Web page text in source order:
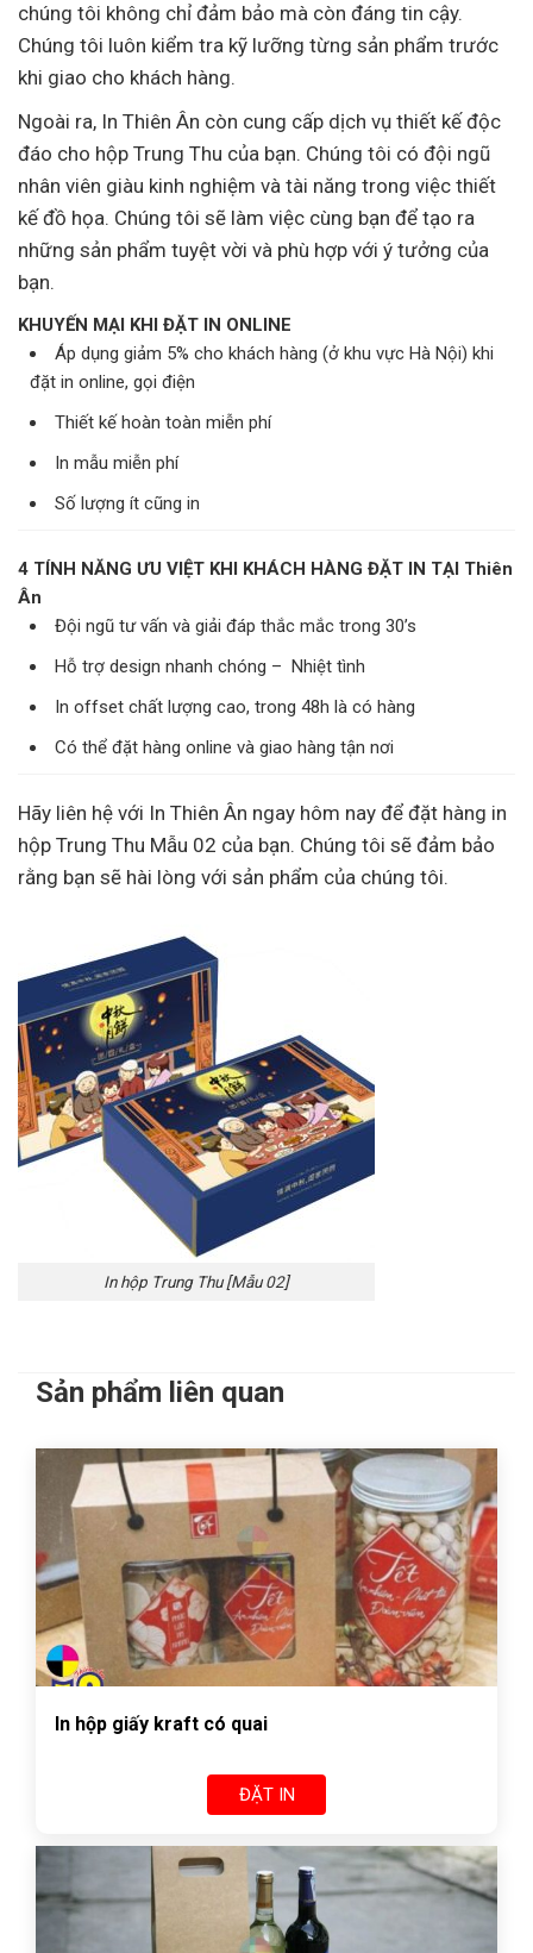
chúng tôi không chỉ đảm bảo mà còn đáng tin cậy.
Chúng tôi luôn kiểm tra kỹ lưỡng từng sản phẩm trước
khi giao cho khách hàng.
Ngoài ra, In Thiên Ân còn cung cấp dịch vụ thiết kế độc
đáo cho hộp Trung Thu của bạn. Chúng tôi có đội ngũ
nhân viên giàu kinh nghiệm và tài năng trong việc thiết
kế đồ họa. Chúng tôi sẽ làm việc cùng bạn để tạo ra
những sản phẩm tuyệt vời và phù hợp với ý tưởng của
bạn.
KHUYẾN MẠI KHI ĐẶT IN ONLINE
Áp dụng giảm 5% cho khách hàng (ở khu vực Hà Nội) khi
đặt in online, gọi điện
Thiết kế hoàn toàn miễn phí
In mẫu miễn phí
Số lượng ít cũng in
4 TÍNH NĂNG ƯU VIỆT KHI KHÁCH HÀNG ĐẶT IN TẠI Thiên
Ân
Đội ngũ tư vấn và giải đáp thắc mắc trong 30’s
Hỗ trợ design nhanh chóng – Nhiệt tình
In offset chất lượng cao, trong 48h là có hàng
Có thể đặt hàng online và giao hàng tận nơi
Hãy liên hệ với In Thiên Ân ngay hôm nay để đặt hàng in
hộp Trung Thu Mẫu 02 của bạn. Chúng tôi sẽ đảm bảo
rằng bạn sẽ hài lòng với sản phẩm của chúng tôi.
In hộp Trung Thu [Mẫu 02]
Sản phẩm liên quan
In hộp giấy kraft có quai
ĐẶT IN